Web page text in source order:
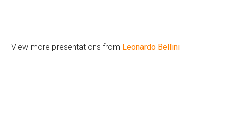
View more presentations from Leonardo Bellini